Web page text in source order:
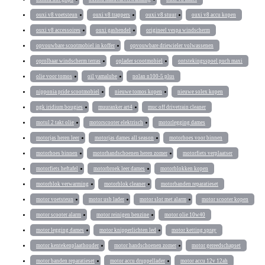
ouxi v8 voetsteun ouxi v8 trappers ouxi v8 stuur ouxi v8 accu kopen
ouxi v8 accessoires ouxi gashendel origineel vespa windscherm
opvouwbare scootmobiel in koffer opvouwbare driewieler volwassenen
oprolbaar windscherm terras oplader scootmobiel ontstekingsspoel puch maxi
olie voor tomos oil yamalube nolan n100-5 plus
nipponia pride scootmobiel nieuwe tomos kopen nieuwe solex kopen
ngk iridium bougies muuranker art4 muc off drivetrain cleaner
motul 2 takt olie motorscooter elektrisch motorlegging dames
motorjas heren leer motorjas dames all season motorhoes voor binnen
motorhoes binnen motorhandschoenen heren zomer motorfiets verplaatser
motorfiets heftafel motorbroek leer dames motorblokken kopen
motorblok verwarming motorblok cleaner motorbanden reparatieset
motor voetsteun motor usb lader motor slot met alarm motor scooter kopen
motor scooter alarm motor reinigen benzine motor olie 10w40
motor legging dames motor knipperlichten led motor ketting spray
motor kentekenplaathouder motor handschoenen zomer motor gereedschapset
motor banden reparatieset motor accu druppellader motor accu 12v 12ah